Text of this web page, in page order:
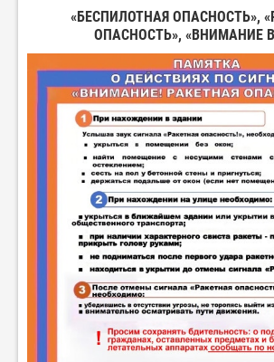
«БЕСПИЛОТНАЯ ОПАСНОСТЬ»,
ОПАСНОСТЬ», «ВНИМАНИЕ